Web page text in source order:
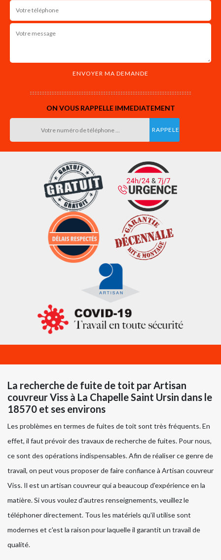
ON VOUS RAPPELLE IMMEDIATEMENT
La recherche de fuite de toit par Artisan
couvreur Viss à La Chapelle Saint Ursin dans le
18570 et ses environs
Les problèmes en termes de fuites de toit sont très fréquents. En
effet, il faut prévoir des travaux de recherche de fuites. Pour nous,
ce sont des opérations indispensables. Afin de réaliser ce genre de
travail, on peut vous proposer de faire confiance à Artisan couvreur
Viss. Il est un artisan couvreur qui a beaucoup d'expérience en la
matière. Si vous voulez d'autres renseignements, veuillez le
téléphoner directement. Tous les matériels qu'il utilise sont
modernes et c'est la raison pour laquelle il garantit un travail de
qualité.